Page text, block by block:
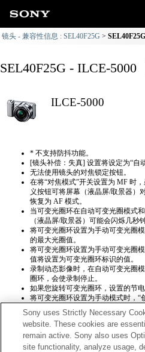
镜头 - 兼容性信息 : SEL40F25G
SEL40F25G - ILCE-5000
ILCE-5000
* 不支持防抖功能。
[镜头补偿：失真] 设置将设定为“自
无法使用镜头的对焦锁定按钮。
在将“对焦模式”开关设置为 MF 时
义按钮可将屏幕（液晶屏/取景器）
恢复为 AF 模式。
当可变光圈环在自动可变光圈模式
（液晶屏/取景器）可能会闪烁几秒
将可变光圈环设置为手动可变光圈
的最大光圈值。
将可变光圈环设置为手动可变光圈
值将设置为可变光圈环标识的值。
录制动态影像时，在自动可变光圈
圈环，会使录制停止。
如果您旋转可变光圈环，设置的节
将可变光圈环设置为手动模式时，“
运行，然而屏幕显示则一切正常。
Sony uses Strictly Necessary
website. These cookies are
remain active. Sony also uses
site functionality, analyze usage,